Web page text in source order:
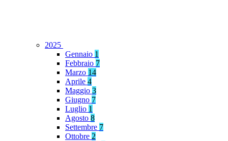
2025
Gennaio 1
Febbraio 7
Marzo 14
Aprile 4
Maggio 3
Giugno 7
Luglio 1
Agosto 8
Settembre 7
Ottobre 2